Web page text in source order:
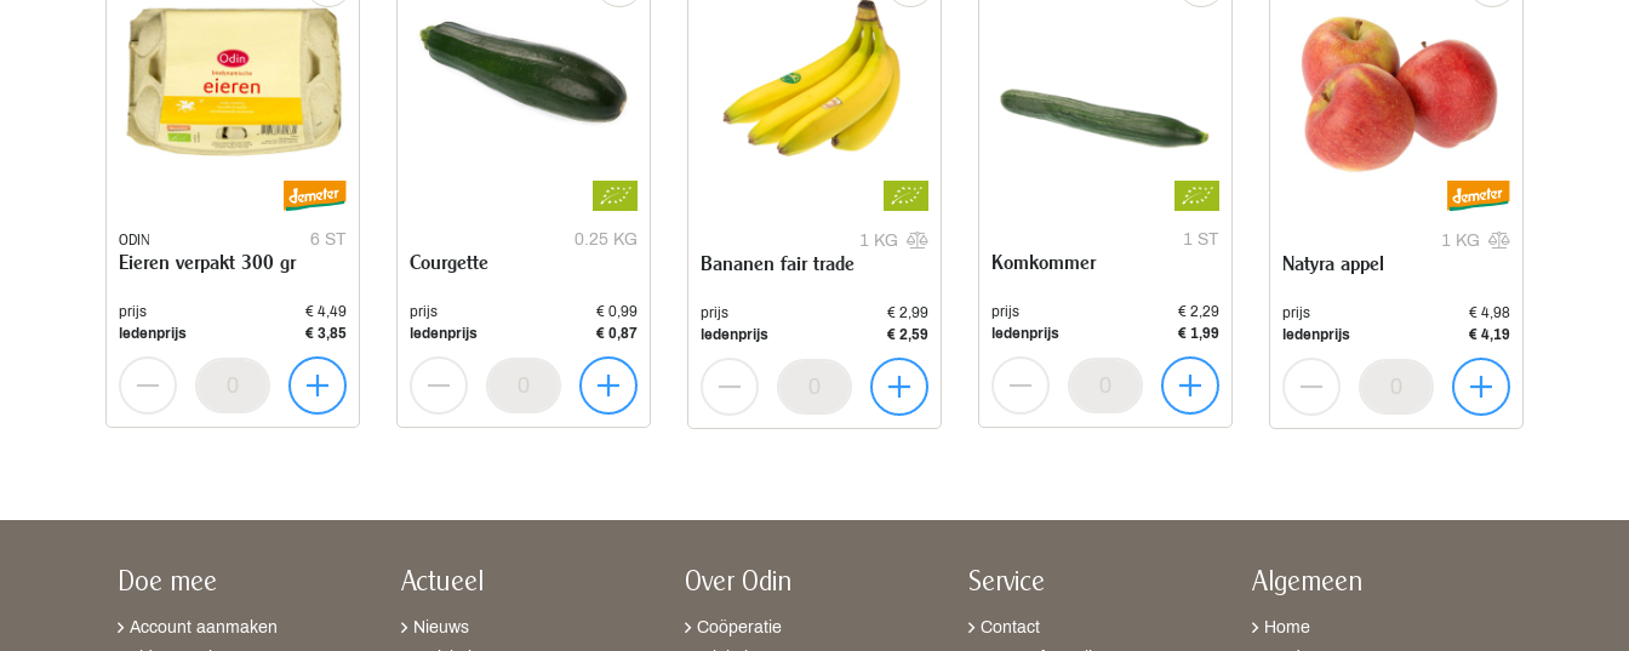
ODIN 6 ST
Eieren verpakt 300 gr
prijs
€ 4,49
ledenprijs
€ 3,85
0.25 KG
Courgette
prijs
€ 0,99
ledenprijs
€ 0,87
1 KG
Bananen fair trade
prijs
€ 2,99
ledenprijs
€ 2,59
1 ST
Komkommer
prijs
€ 2,29
ledenprijs
€ 1,99
1 KG
Natyra appel
prijs
€ 4,98
ledenprijs
€ 4,19
Doe mee
Account aanmaken
Actueel
Nieuws
Over Odin
Coöperatie
Service
Contact
Algemeen
Home